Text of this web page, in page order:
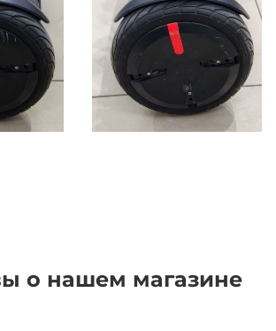
о нашем магазине